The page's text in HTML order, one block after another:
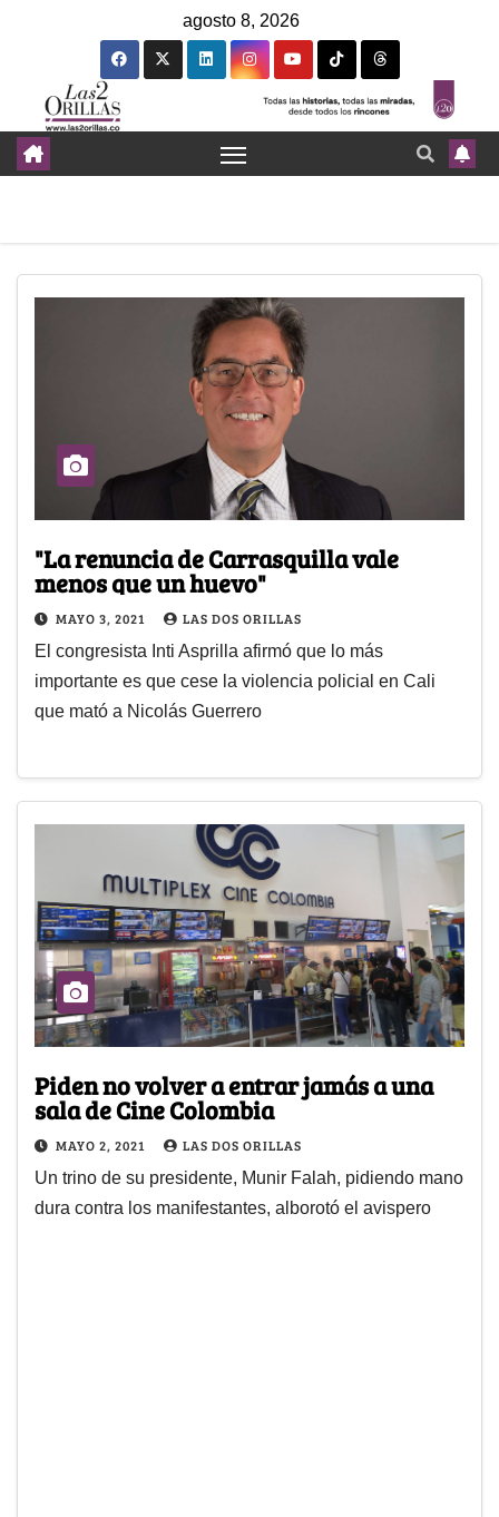
agosto 8, 2026
"La renuncia de Carrasquilla vale
menos que un huevo"
MAYO 3, 2021 LAS DOS ORILLAS
El congresista Inti Asprilla afirmó que lo más
importante es que cese la violencia policial en Cali
que mató a Nicolás Guerrero
Piden no volver a entrar jamás a una
sala de Cine Colombia
MAYO 2, 2021 LAS DOS ORILLAS
Un trino de su presidente, Munir Falah, pidiendo mano
dura contra los manifestantes, alborotó el avispero